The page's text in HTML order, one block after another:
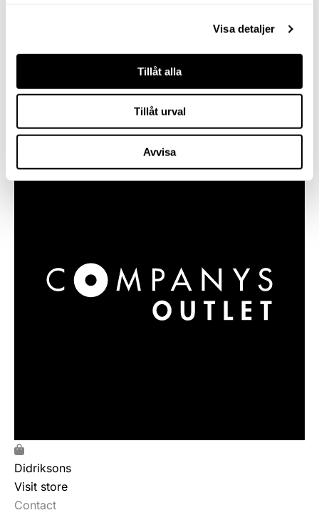
Visa detaljer
Tillåt alla
Tillåt urval
Avvisa
U46015@dkcompany.com
Didriksons
Visit store
Contact